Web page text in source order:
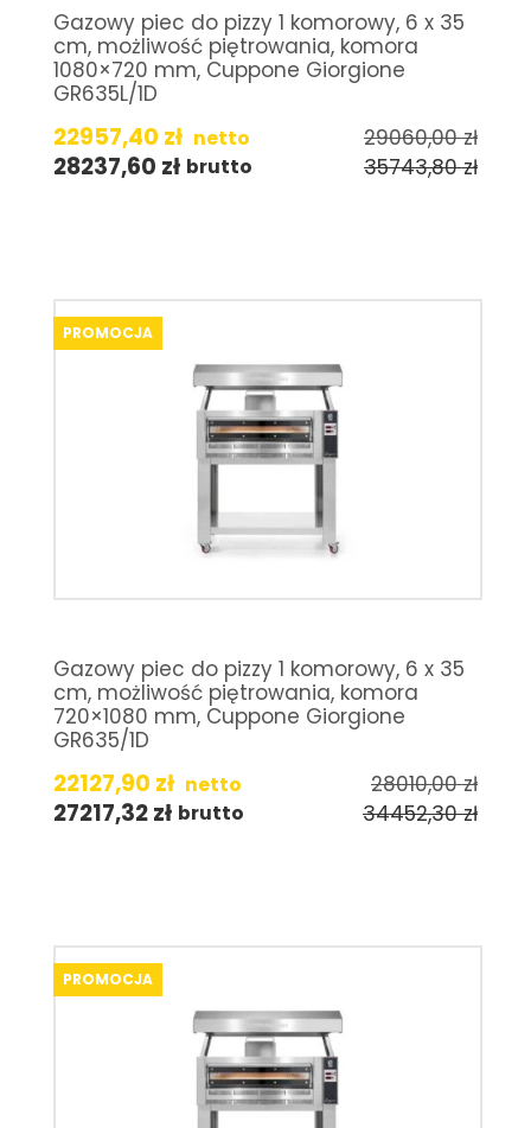
Gazowy piec do pizzy 1 komorowy, 6 x 35
cm, możliwość piętrowania, komora
1080×720 mm, Cuppone Giorgione
GR635L/1D
22957,40 zł netto 29060,00zł
28237,60 zł brutto 35743,80zł
PROMOCJA
Gazowy piec do pizzy 1 komorowy, 6 x 35
cm, możliwość piętrowania, komora
720×1080 mm, Cuppone Giorgione
GR635/1D
22127,90 zł netto 28010,00zł
27217,32zł brutto 34452,30zł
PROMOCJA